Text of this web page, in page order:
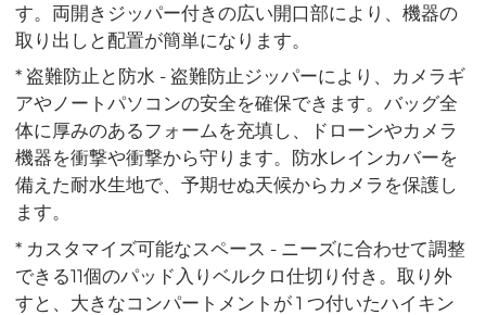
す。両開きジッパー付きの広い開口部により、機器の
取り出しと配置が簡単になります。
* 盗難防止と防水 - 盗難防止ジッパーにより、カメラギ
アやノートパソコンの安全を確保できます。バッグ全
体に厚みのあるフォームを充填し、ドローンやカメラ
機器を衝撃や衝撃から守ります。防水レインカバーを
備えた耐水生地で、予期せぬ天候からカメラを保護し
ます。
* カスタマイズ可能なスペース - ニーズに合わせて調整
できる11個のパッド入りベルクロ仕切り付き。取り外
すと、大きなコンパートメントが 1 つ付いたハイキン